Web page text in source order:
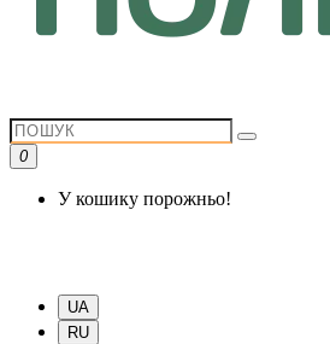
0
У кошику порожньо!
UA
RU